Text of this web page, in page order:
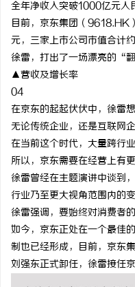
全年净收入突破1000亿元人
目前，京东集团（
元，三家上市公司市值合计约
徐雷，打出了一场漂亮的“
▲营收及增长率
04
在京东的起起伏伏中，徐雷
无论传统企业，还是互联网
在当前这个时代，大量跨行
所以，京东需要在经营上有
徐雷曾经在主题演讲中谈到
行业乃至更大视角范围内的变
徐雷强调，要始终对消费者
如今，京东正处在一个最佳
制也已经形成，目前，京东
刘强东正式卸任，徐雷接任